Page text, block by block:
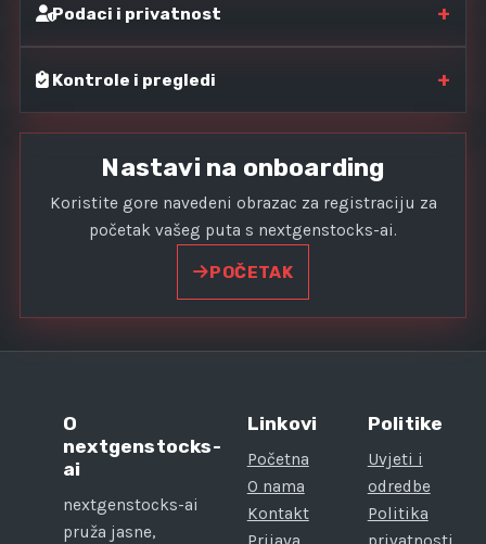
Podaci i privatnost +
Kontrole i pregledi +
Nastavi na onboarding
Koristite gore navedeni obrazac za registraciju za
početak vašeg puta s nextgenstocks-ai.
POČETAK
O
nextgenstocks-
ai
nextgenstocks-ai
pruža jasne,
Linkovi
Početna
O nama
Kontakt
Politike
Uvjeti i
odredbe
Politika